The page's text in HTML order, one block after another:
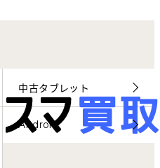
中古タブレット
Android